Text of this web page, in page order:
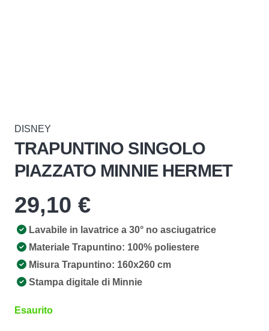
DISNEY
TRAPUNTINO SINGOLO
PIAZZATO MINNIE HERMET
29,10 €
Lavabile in lavatrice a 30° no asciugatrice
Materiale Trapuntino: 100% poliestere
Misura Trapuntino: 160x260 cm
Stampa digitale di Minnie
Esaurito